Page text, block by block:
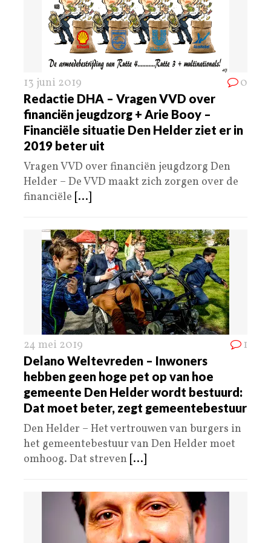
13 juni 2019 0
Redactie DHA – Vragen VVD over
financiën jeugdzorg + Arie Booy –
Financiële situatie Den Helder ziet er in
2019 beter uit
Vragen VVD over financiën jeugdzorg Den
Helder – De VVD maakt zich zorgen over de
financiële [...]
24 mei 2019 1
Delano Weltevreden – Inwoners
hebben geen hoge pet op van hoe
gemeente Den Helder wordt bestuurd:
Dat moet beter, zegt gemeentebestuur
Den Helder – Het vertrouwen van burgers in
het gemeentebestuur van Den Helder moet
omhoog. Dat streven [...]